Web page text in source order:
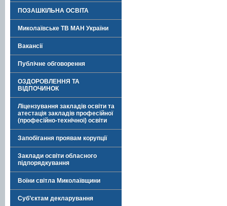
ПОЗАШКІЛЬНА ОСВІТА
Миколаївське ТВ МАН України
Вакансії
Публічне обговорення
ОЗДОРОВЛЕННЯ ТА
ВІДПОЧИНОК
Ліцензування закладів освіти та
атестація закладів професійної
(професійно-технічної) освіти
Запобігання проявам корупції
Заклади освіти обласного
підпорядкування
Воїни світла Миколаївщини
Суб’єктам декларування